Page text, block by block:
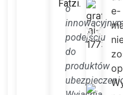
Fatzi.
o
podejściu
do
produktów
e-